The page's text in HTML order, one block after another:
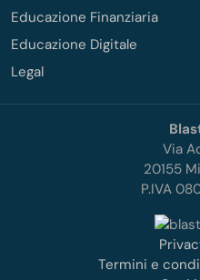
Educazione Finanziaria
Educazione Digitale
Legal
Via
20155
P.IVA
Termini e